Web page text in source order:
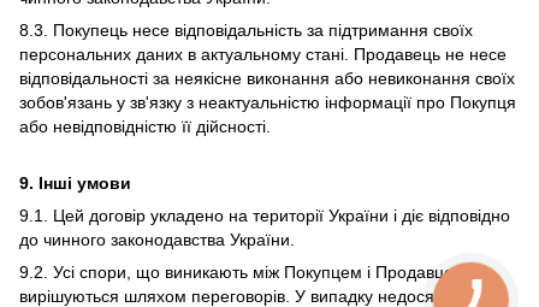
8.3. Покупець несе відповідальність за підтримання своїх
персональних даних в актуальному стані. Продавець не несе
відповідальності за неякісне виконання або невиконання своїх
зобов'язань у зв'язку з неактуальністю інформації про Покупця
або невідповідністю її дійсності.
9. Інші умови
9.1. Цей договір укладено на території України і діє відповідно
до чинного законодавства України.
9.2. Усі спори, що виникають між Покупцем і Продавцем,
вирішуються шляхом переговорів. У випадку недосягнення